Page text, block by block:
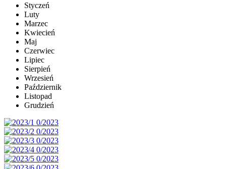
Styczeń
Luty
Marzec
Kwiecień
Maj
Czerwiec
Lipiec
Sierpień
Wrzesień
Październik
Listopad
Grudzień